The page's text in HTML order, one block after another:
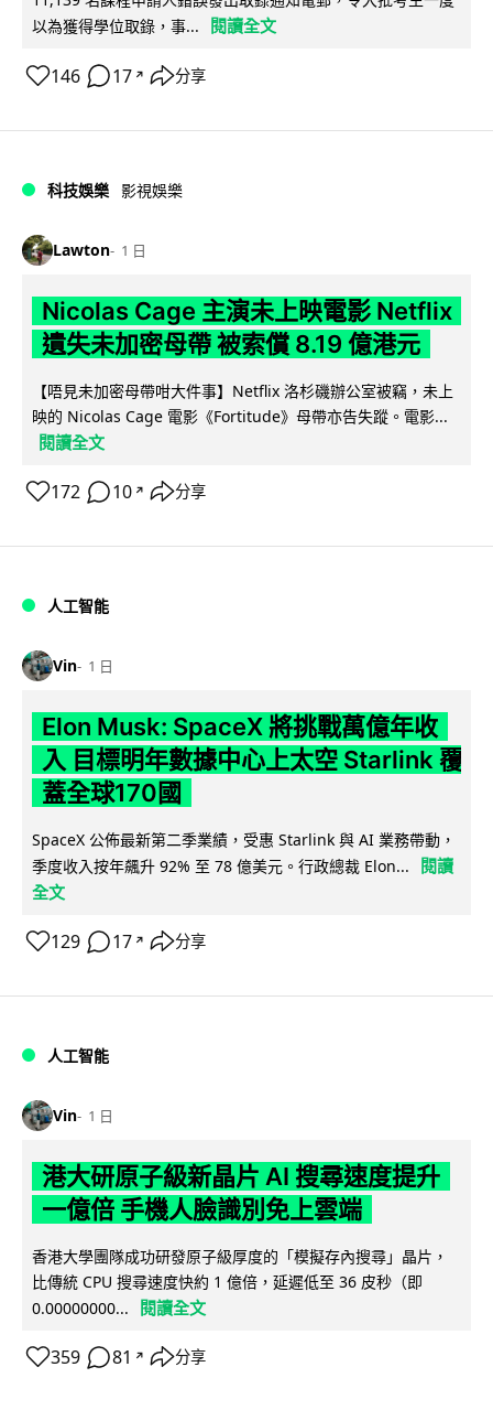
以為獲得學位取錄，事...
閱讀全文
146 17 ↗ 分享
科技娛樂 影視娛樂
Lawton 1 日
Nicolas Cage 主演未上映電影 Netflix
遺失未加密母帶 被索償 8.19 億港元
【唔見未加密母帶咁大件事】Netflix 洛杉磯辦公室被竊，未上
映的 Nicolas Cage 電影《Fortitude》母帶亦告失蹤。電影...
閱讀全文
172 10 ↗ 分享
人工智能
Vin 1 日
Elon Musk: SpaceX 將挑戰萬億年收
入 目標明年數據中心上太空 Starlink 覆
蓋全球170國
SpaceX 公佈最新第二季業績，受惠 Starlink 與 AI 業務帶動，
季度收入按年飆升 92% 至 78 億美元。行政總裁 Elon...
閱讀
全文
129 17 ↗ 分享
人工智能
Vin 1 日
港大研原子級新晶片 AI 搜尋速度提升
一億倍 手機人臉識別免上雲端
香港大學團隊成功研發原子級厚度的「模擬存內搜尋」晶片，
比傳統 CPU 搜尋速度快約 1 億倍，延遲低至 36 皮秒（即
0.00000000...
閱讀全文
359 81 ↗ 分享